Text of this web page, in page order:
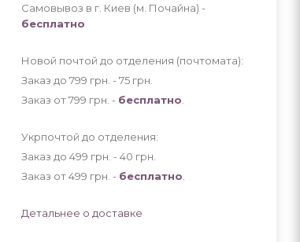
Самовывоз в г. Киев (м. Почайна) -
бесплатно
Новой почтой до отделения (почтомата):
Заказ до 799 грн. - 75 грн
Заказ от 799 грн. - бесплатно
Укрпочтой до отделения:
Заказ до 499 грн. - 40 грн
Заказ от 499 грн. - бесплатно
Детальнее о доставке